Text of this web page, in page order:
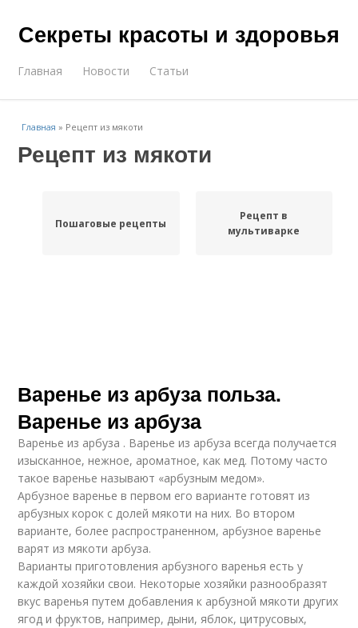
Секреты красоты и здоровья
Главная Новости Статьи
Главная » Рецепт из мякоти
Рецепт из мякоти
Пошаговые рецепты
Рецепт в
мультиварке
Варенье из арбуза польза.
Варенье из арбуза
Варенье из арбуза . Варенье из арбуза всегда получается
изысканное, нежное, ароматное, как мед. Потому часто
такое варенье называют «арбузным медом».
Арбузное варенье в первом его варианте готовят из
арбузных корок с долей мякоти на них. Во втором
варианте, более распространенном, арбузное варенье
варят из мякоти арбуза.
Варианты приготовления арбузного варенья есть у
каждой хозяйки свои. Некоторые хозяйки разнообразят
вкус варенья путем добавления к арбузной мякоти других
ягод и фруктов, например, дыни, яблок, цитрусовых,